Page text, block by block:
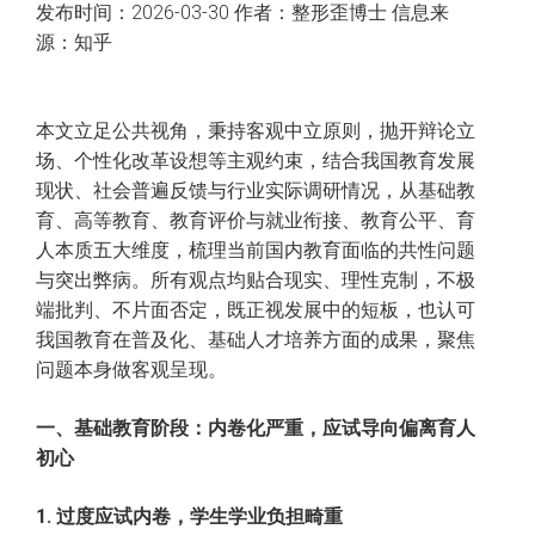
发布时间：2026-03-30 作者：整形歪博士 信息来
源：知乎
本文立足公共视角，秉持客观中立原则，抛开辩论立
场、个性化改革设想等主观约束，结合我国教育发展
现状、社会普遍反馈与行业实际调研情况，从基础教
育、高等教育、教育评价与就业衔接、教育公平、育
人本质五大维度，梳理当前国内教育面临的共性问题
与突出弊病。所有观点均贴合现实、理性克制，不极
端批判、不片面否定，既正视发展中的短板，也认可
我国教育在普及化、基础人才培养方面的成果，聚焦
问题本身做客观呈现。
一、基础教育阶段：内卷化严重，应试导向偏离育人
初心
1. 过度应试内卷，学生学业负担畸重